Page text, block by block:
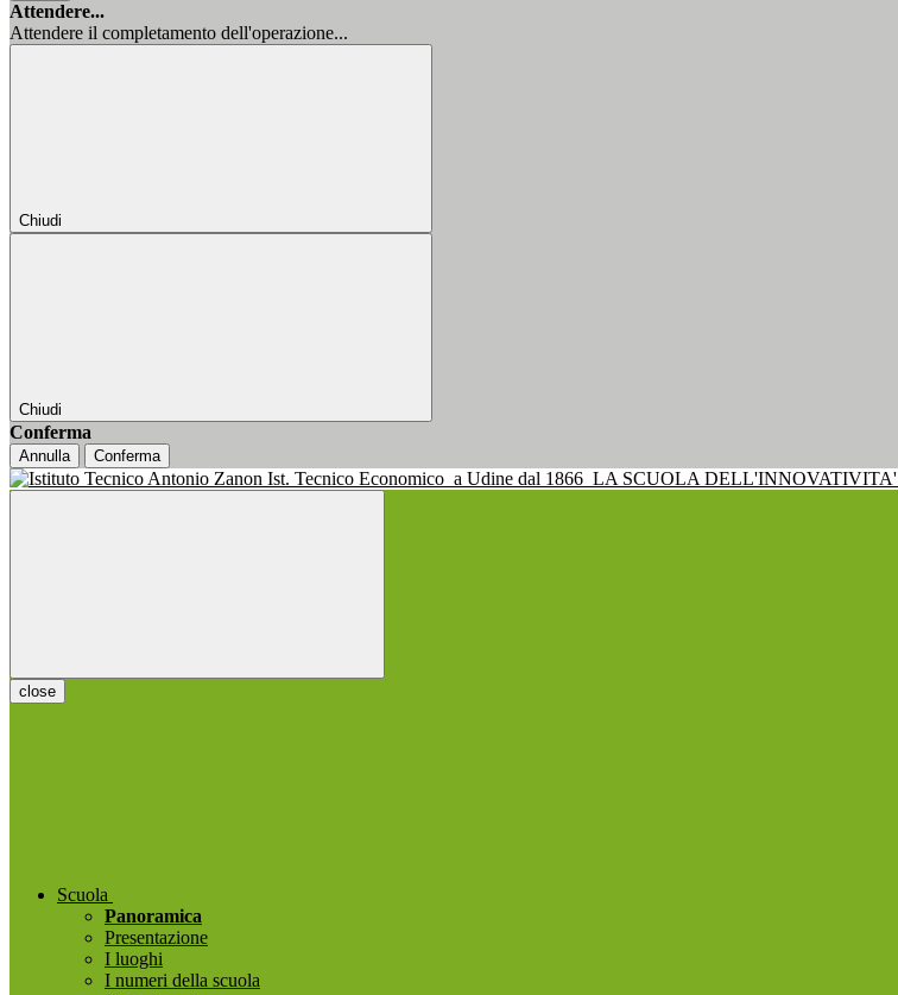
Attendere...
Attendere il completamento dell'operazione...
Chiudi
Chiudi
Conferma
Annulla Conferma
Ist. Tecnico Economico a Udine dal 1866 LA SCUOLA DELL'INNOVATIVITA'
close
Scuola
Panoramica
Presentazione
I luoghi
I numeri della scuola